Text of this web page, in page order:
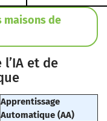
maisons de
et de
Apprentissage
Automatique (AA)